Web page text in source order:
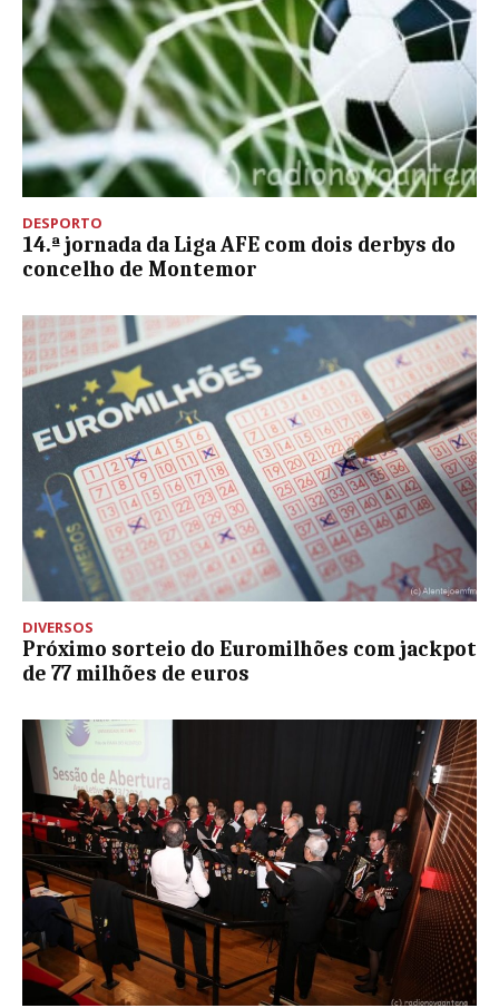
DESPORTO
14.ª jornada da Liga AFE com dois derbys do
concelho de Montemor
DIVERSOS
Próximo sorteio do Euromilhões com jackpot
de 77 milhões de euros